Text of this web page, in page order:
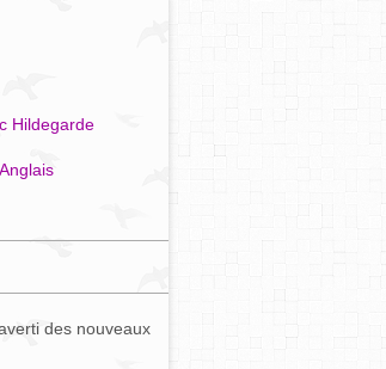
Hildegarde
des nouveaux